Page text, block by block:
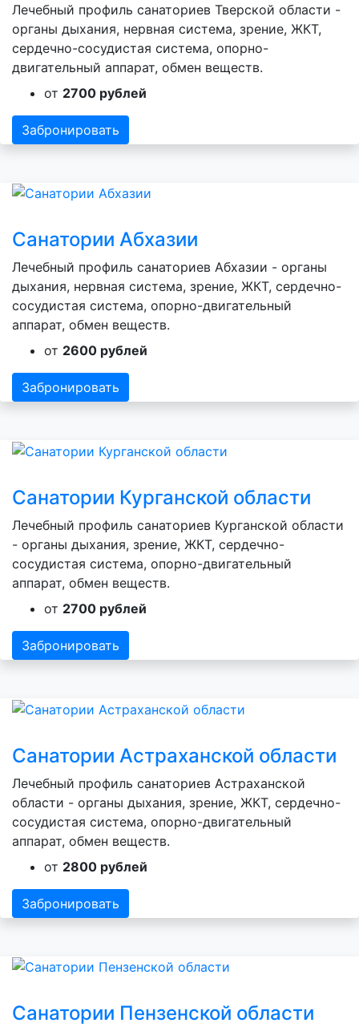
Лечебный профиль санаториев Тверской области -
органы дыхания, нервная система, зрение, ЖКТ,
сердечно-сосудистая система, опорно-
двигательный аппарат, обмен веществ.
от 2700 рублей
Забронировать
Санатории Абхазии
Лечебный профиль санаториев Абхазии - органы
дыхания, нервная система, зрение, ЖКТ, сердечно-
сосудистая система, опорно-двигательный
аппарат, обмен веществ.
от 2600 рублей
Забронировать
Санатории Курганской области
Лечебный профиль санаториев Курганской области
- органы дыхания, зрение, ЖКТ, сердечно-
сосудистая система, опорно-двигательный
аппарат, обмен веществ.
от 2700 рублей
Забронировать
Санатории Астраханской области
Лечебный профиль санаториев Астраханской
области - органы дыхания, зрение, ЖКТ, сердечно-
сосудистая система, опорно-двигательный
аппарат, обмен веществ.
от 2800 рублей
Забронировать
Санатории Пензенской области